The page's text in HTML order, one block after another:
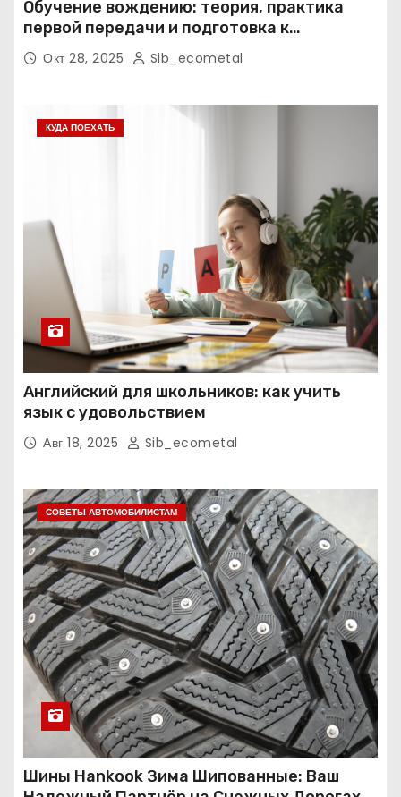
Обучение вождению: теория, практика
первой передачи и подготовка к
экзаменам
Окт 28, 2025 Sib_ecometal
КУДА ПОЕХАТЬ
Английский для школьников: как учить
язык с удовольствием
Авг 18, 2025 Sib_ecometal
СОВЕТЫ АВТОМОБИЛИСТАМ
Шины Hankook Зима Шипованные: Ваш